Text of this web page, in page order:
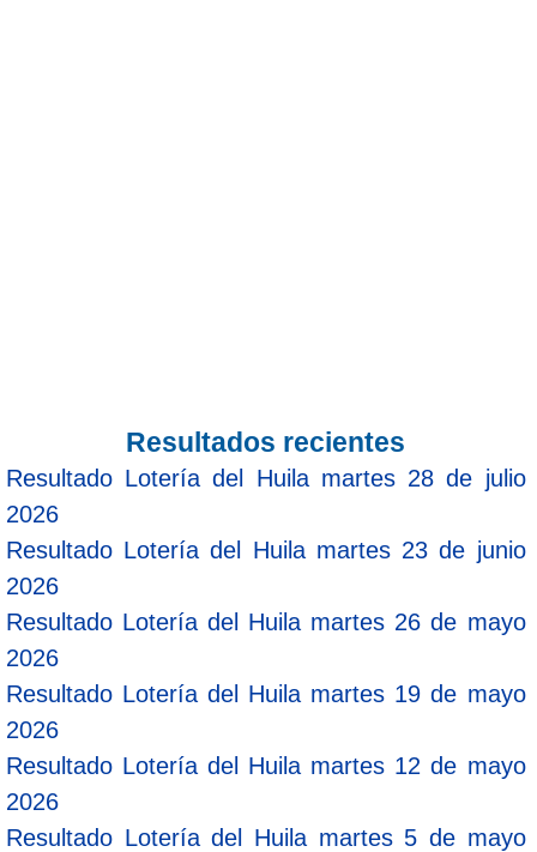
Resultados recientes
Resultado Lotería del Huila martes 28 de julio
2026
Resultado Lotería del Huila martes 23 de junio
2026
Resultado Lotería del Huila martes 26 de mayo
2026
Resultado Lotería del Huila martes 19 de mayo
2026
Resultado Lotería del Huila martes 12 de mayo
2026
Resultado Lotería del Huila martes 5 de mayo